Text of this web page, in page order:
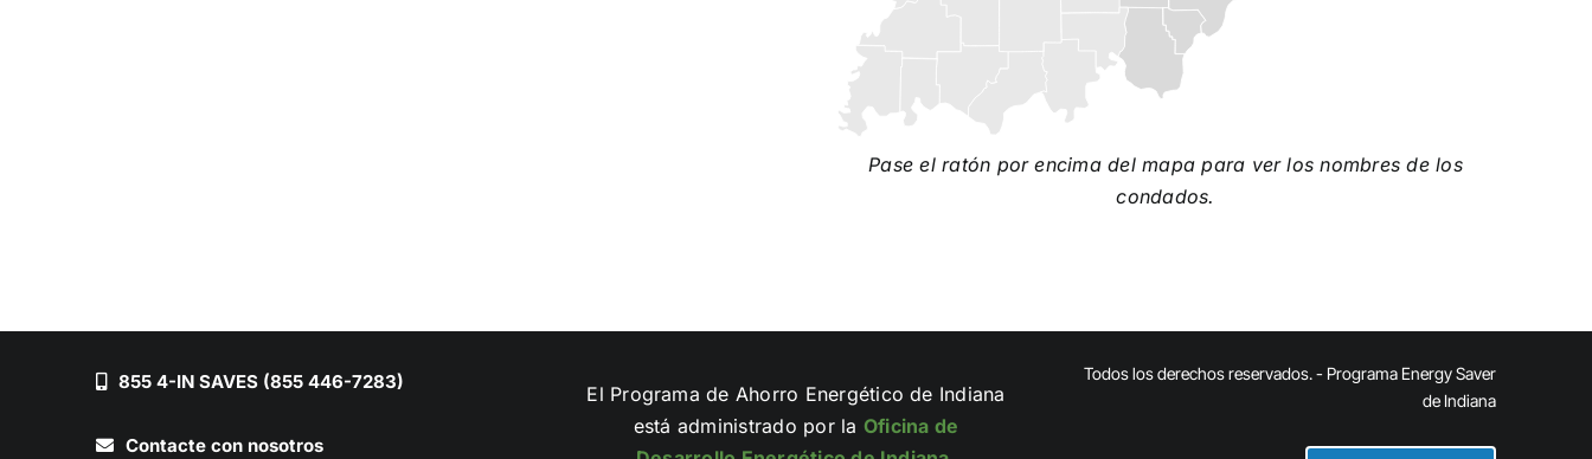
Pase el ratón por encima del mapa para ver los nombres de los
condados.
855 4-IN SAVES (855 446-7283)
Contacte con nosotros
El Programa de Ahorro Energético de Indiana
está administrado por la Oficina de
Todos los derechos reservados. - Programa Energy Saver
de Indiana